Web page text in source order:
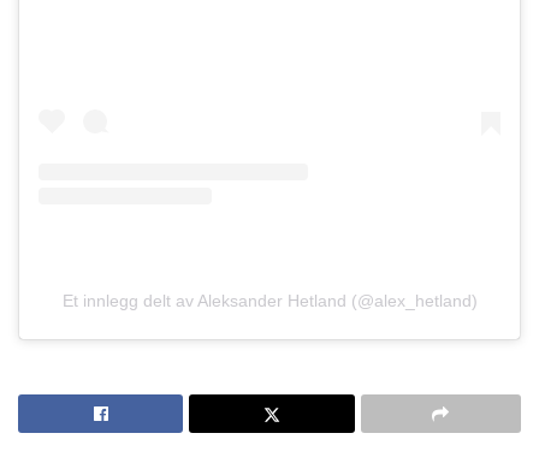
Et innlegg delt av Aleksander Hetland (@alex_hetland)